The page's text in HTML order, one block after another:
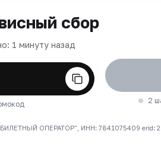
сбор
1 минуту назад
2
ОПЕРАТОР", ИНН: 7841075409 erid: